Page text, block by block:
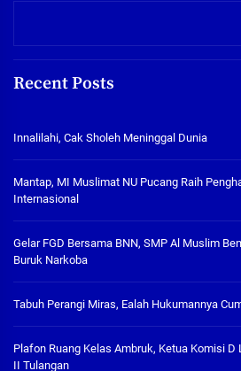
Recent Posts
Innalilahi, Cak Sholeh Meninggal Dunia
Mantap, MI Muslimat NU Pucang Raih
Internasional
Gelar FGD Bersama BNN, SMP Al Muslim
Buruk Narkoba
Tabuh Perangi Miras, Ealah Hukumannya
Plafon Ruang Kelas Ambruk, Ketua Komisi D
II Tulangan